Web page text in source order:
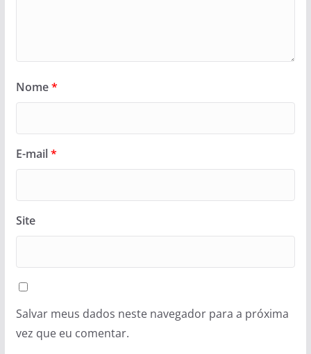
Nome*
E-mail*
Site
Salvar meus dados neste navegador para a próxima
vez que eu comentar.